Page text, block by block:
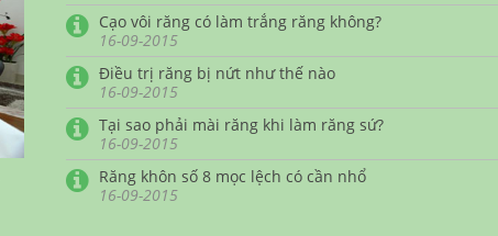
Cạo vôi răng có làm trắng răng không?
16-09-2015
Điều trị răng bị nứt như thế nào
16-09-2015
Tại sao phải mài răng khi làm răng sứ?
16-09-2015
Răng khôn số 8 mọc lệch có cần nhổ
16-09-2015